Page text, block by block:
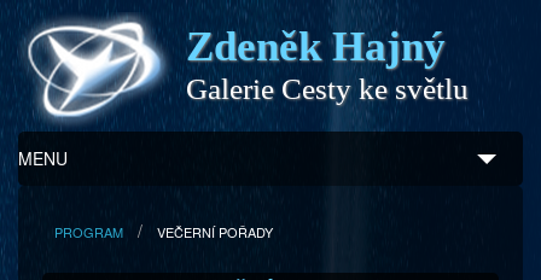
Zdeněk Hajný
Galerie Cesty ke světlu
MENU
Zdeněk Hajný
PROGRAM VEČERNÍ POŘADY